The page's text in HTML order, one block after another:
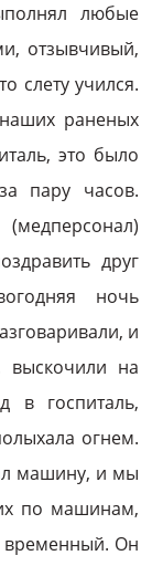
любые
отзывчивый,
слету учился.
раненых
это было
пару часов.
друг
ночь
и
выскочили на
в госпиталь,
огнем.
машину, и мы
по машинам,
временный. Он